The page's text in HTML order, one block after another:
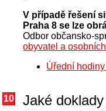
V případě řešení
Praha 8 se lze
Odbor občansko-
obyvatel a
Úřední
10 Jaké